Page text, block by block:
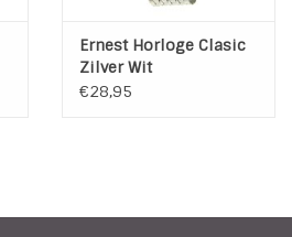
Ernest Horloge Clasic
Zilver Wit
€28,95